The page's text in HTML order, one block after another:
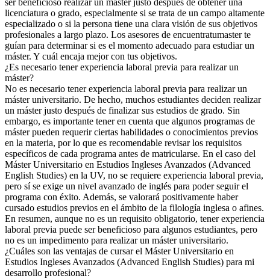
ser beneficioso realizar un máster justo después de obtener una
licenciatura o grado, especialmente si se trata de un campo altamente
especializado o si la persona tiene una clara visión de sus objetivos
profesionales a largo plazo. Los asesores de encuentratumaster te
guían para determinar si es el momento adecuado para estudiar un
máster. Y cuál encaja mejor con tus objetivos.
¿Es necesario tener experiencia laboral previa para realizar un
máster?
No es necesario tener experiencia laboral previa para realizar un
máster universitario. De hecho, muchos estudiantes deciden realizar
un máster justo después de finalizar sus estudios de grado. Sin
embargo, es importante tener en cuenta que algunos programas de
máster pueden requerir ciertas habilidades o conocimientos previos
en la materia, por lo que es recomendable revisar los requisitos
específicos de cada programa antes de matricularse. En el caso del
Máster Universitario en Estudios Ingleses Avanzados (Advanced
English Studies) en la UV, no se requiere experiencia laboral previa,
pero sí se exige un nivel avanzado de inglés para poder seguir el
programa con éxito. Además, se valorará positivamente haber
cursado estudios previos en el ámbito de la filología inglesa o afines.
En resumen, aunque no es un requisito obligatorio, tener experiencia
laboral previa puede ser beneficioso para algunos estudiantes, pero
no es un impedimento para realizar un máster universitario.
¿Cuáles son las ventajas de cursar el Máster Universitario en
Estudios Ingleses Avanzados (Advanced English Studies) para mi
desarrollo profesional?